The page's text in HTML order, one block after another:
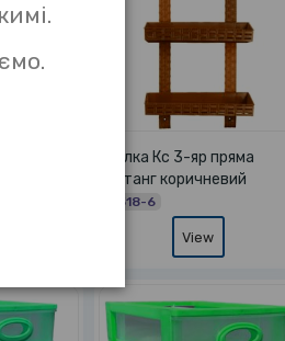
Полка Кс 3-яр пряма
ротанг коричневий
5518-6
View